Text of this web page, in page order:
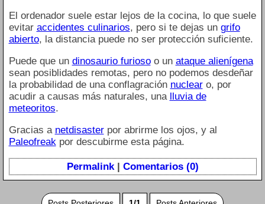
El ordenador suele estar lejos de la cocina, lo que suele
evitar accidentes culinarios, pero si te dejas un grifo
abierto, la distancia puede no ser protección suficiente.
Puede que un dinosaurio furiosoo un ataque alienígena
sean posiblidades remotas, pero no podemos desdeñar
la probabilidad de una conflagración nuclearo, por
acudir a causas más naturales, una lluvia de
meteoritos.
Gracias a netdisasterpor abrirme los ojos, y al
Paleofreak por descubirme esta página.
Permalink| Comentarios (0)